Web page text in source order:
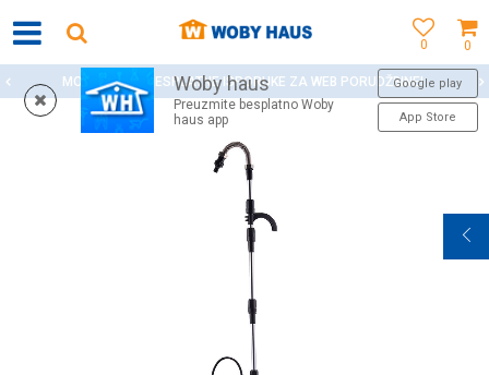
0
0
Woby haus
Preuzmite besplatno Woby
haus app
Google play
App Store
MOGUĆNOST BESPLATNE ISPORUKE ZA WEB PORUDŽBINE!